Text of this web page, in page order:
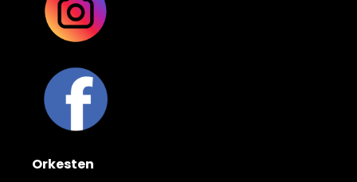
Orkesten